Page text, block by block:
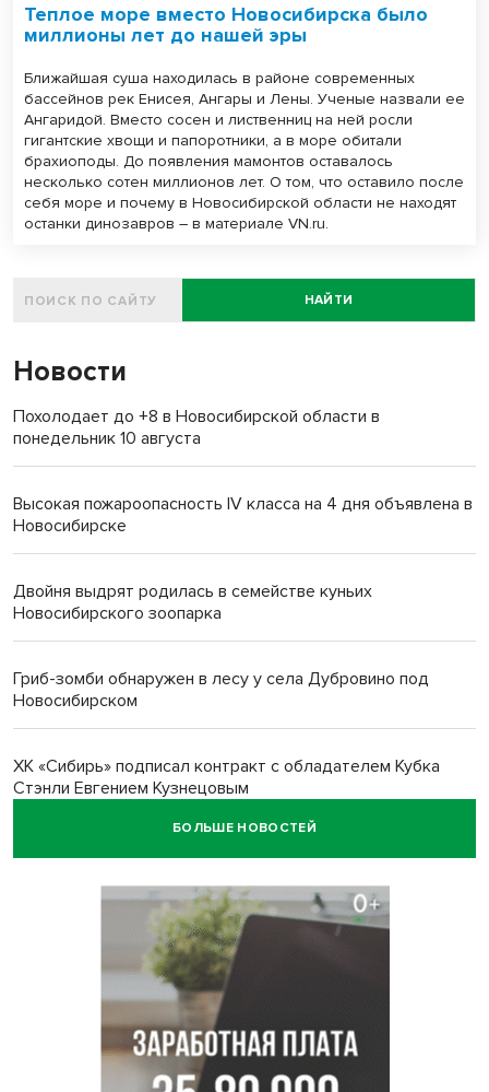
Теплое море вместо Новосибирска было
миллионы лет до нашей эры
Ближайшая суша находилась в районе современных
бассейнов рек Енисея, Ангары и Лены. Ученые назвали ее
Ангаридой. Вместо сосен и лиственниц на ней росли
гигантские хвощи и папоротники, а в море обитали
брахиоподы. До появления мамонтов оставалось
несколько сотен миллионов лет. О том, что оставило после
себя море и почему в Новосибирской области не находят
останки динозавров – в материале VN.ru.
НАЙТИ
Новости
Похолодает до +8 в Новосибирской области в
понедельник 10 августа
Высокая пожароопасность IV класса на 4 дня объявлена в
Новосибирске
Двойня выдрят родилась в семействе куньих
Новосибирского зоопарка
Гриб-зомби обнаружен в лесу у села Дубровино под
Новосибирском
ХК «Сибирь» подписал контракт с обладателем Кубка
Стэнли Евгением Кузнецовым
Отправил инвалида на СВО и получил его «посмертные»
Андрей Травников поздравил новосибирцев с
юбилейным Днем строителя
Ученики новосибирского лицея победили в
Международной олимпиаде по ИИ
БОЛЬШЕ НОВОСТЕЙ